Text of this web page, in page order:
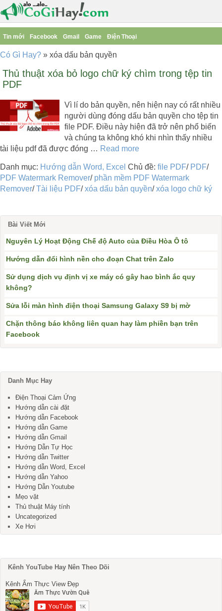
Tin mới Facebook Gmail Game Điện Thoại
Có Gì Hay? » xóa dấu bản quyền
Thủ thuật xóa bỏ logo chữ ký chìm trong tệp tin
PDF
Vì lí do bản quyền, nên hiện nay có rất nhiều
người dùng đóng dấu bản quyền cho tệp tin
file PDF. Điều này hiện đã trở nên phổ biến
và chúng ta không khó khi nhìn thấy nhiều
tài liệu pdf đã được đóng … Read more
Danh mục: Hướng dẫn Word, Excel Chủ đề: file PDF/ PDF/
PDF Watermark Remover/ phần mềm PDF Watermark
Remover/Tài liệu PDF/xóa dấu bản quyền/xóa logo chữ ký
Bài Viết Mới
Nguyên Lý Hoạt Động Chế độ Auto của Điều Hòa Ô tô
Hướng dẫn đổi hình nền cho đoạn Chat trên Zalo
Sử dụng dịch vụ định vị xe máy có gây hao bình ắc quy
không?
Sửa lỗi màn hình điện thoại Samsung Galaxy S9 bị mờ
Chặn thông báo không liên quan hay làm phiền bạn trên
Facebook
Danh Mục Hay
Điện Thoại Cảm Ứng
Hướng dẫn cài đặt
Hướng dẫn Facebook
Hướng dẫn Game
Hướng dẫn Gmail
Hướng Dẫn Tự Học
Hướng dẫn Twitter
Hướng dẫn Word, Excel
Hướng dẫn Yahoo
Hướng Dẫn Youtube
Mẹo vặt
Thủ thuật Máy tính
Uncategorized
Xe Hơi
Kênh YouTube Hay Nên Theo Dõi
Kênh Ẩm Thực View Đẹp